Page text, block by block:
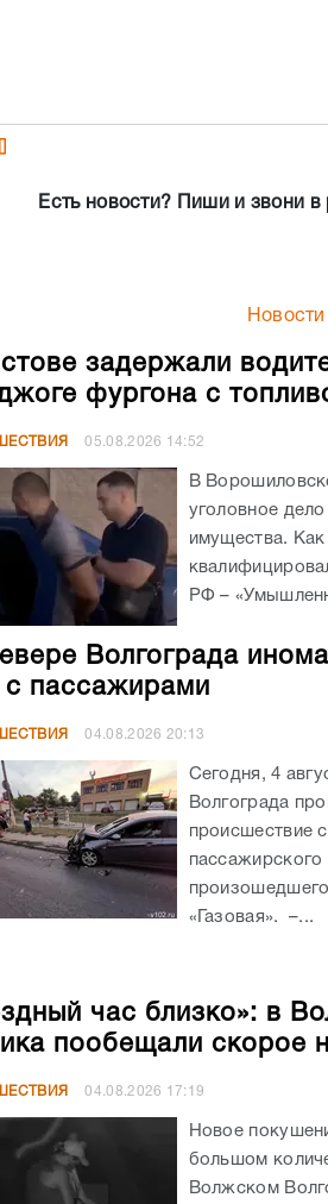
Есть новости? Пиши и звони
задержали
фургона с
05.08.2026 14:52
В
уголовное
имущества.
РФ –
Волгограда
пассажирами
04.08.2026 20:13
Сегодня, 4
Волгограда
происшествие
«Газовая». –...
час близко»: в
пообещали скорое
04.08.2026 17:19
Новое
большом
Волжском